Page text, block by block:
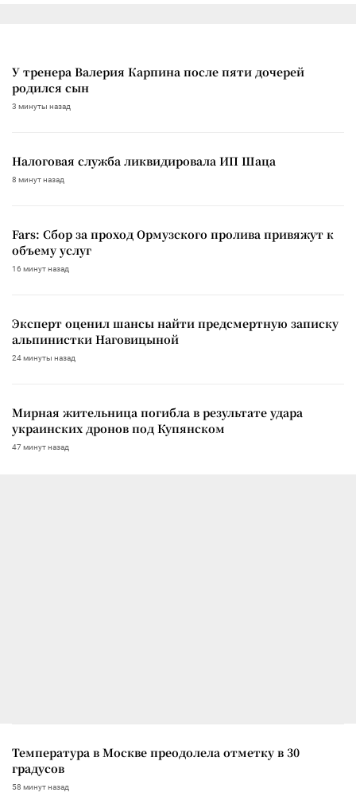
У тренера Валерия Карпина после пяти дочерей
родился сын
3 минуты назад
Налоговая служба ликвидировала ИП Шаца
8 минут назад
Fars: Сбор за проход Ормузского пролива привяжут к
объему услуг
16 минут назад
Эксперт оценил шансы найти предсмертную записку
альпинистки Наговицыной
24 минуты назад
Мирная жительница погибла в результате удара
украинских дронов под Купянском
47 минут назад
Температура в Москве преодолела отметку в 30
градусов
58 минут назад